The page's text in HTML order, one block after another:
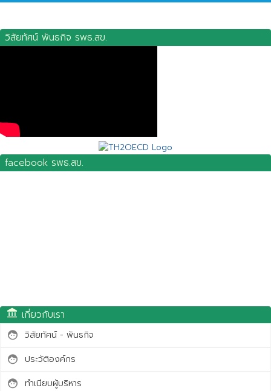
วิสัยทัศน์ พันธกิจ รพธ.สข.
facebook รพธ.สข.
account_balance เกี่ยวกับเรา
face วิสัยทัศน์ - พันธกิจ
face ประวัติองค์กร
face ทำเนียบผู้บริหาร